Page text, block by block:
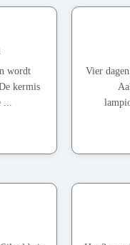
wordt
kermis
...
Vier